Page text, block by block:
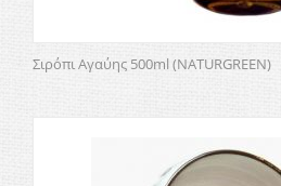
Σιρόπι Αγαύης 500ml (NATURGREEN)